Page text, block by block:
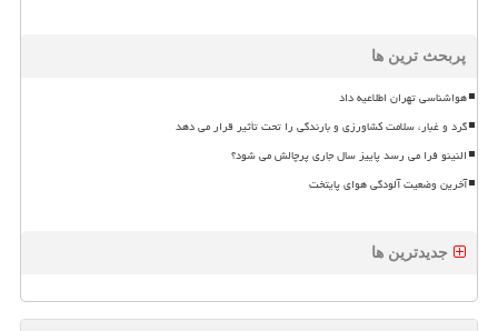
پربحث ترین ها
هواشناسی تهران اطلاعیه داد
گرد و غبار، سلامت کشاورزی و بارندگی را تحت تأثیر قرار می دهد
النینو فرا می رسد پاییز سال جاری پرچالش می شود؟
آخرین وضعیت آلودگی هوای پایتخت
جدیدترین ها